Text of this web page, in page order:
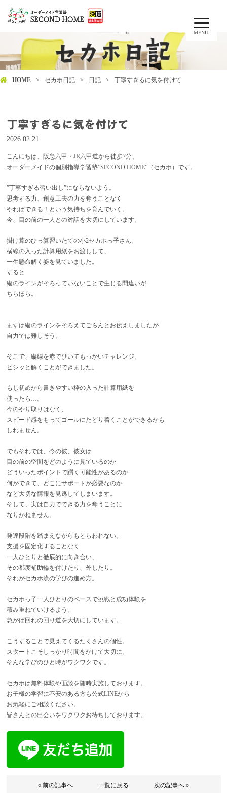
MENU
HOME セカホ日記 日記 丁寧すぎるに気を付けて
丁寧すぎるに気を付けて
2026.02.21
こんにちは、阪急六甲・JR六甲道から徒歩7分、
オーダーメイドの個別指導学習塾”SECOND HOME”（セカホ）です。
”丁寧すぎる習い出し”にならないよう。
思考する力、創意工夫の力を奪うことなく
やればできる！という気持ちを育んでいく。
今、目の前の一人との対話を大切にしています。
掛け算のひっ算習いたての小2セカホっ子さん。
横線の入った計算用紙をお渡しして、
一生懸命解く姿を見ていました。
すると
縦のラインがそろっていないことで生じる間違いが
ちらほら。
まずは縦のラインをそろえてごらんとお伝えしましたが
自力では難しそう。
そこで、縦線を赤でひいてもっかいチャレンジ。
ビシッと解くことができました。
もし初めから書きやすい枠の入った計算用紙を
使ったら…。
今のやり取りはなく、
スピード感をもってゴールにたどり着くことができるかも
しれません。
でもそれでは、今の彼、彼女は
目の前の空間をどのように見ているのか
どういったポイントで躓く可能性があるのか
何ができて、どこにサポートが必要なのか
など大切な情報を見逃してしまいます。
そして、実は自力でできる力を奪うことに
なりかねません。
発達段階を踏まえながらもとらわれない。
支援を固定化することなく
一人ひとりと徹底的に向き合い、
その都度補助輪を付けたり、外したり。
それがセカホ流の学びの進め方。
セカホっ子一人ひとりのペースで挑戦と成功体験を
積み重ねていけるよう。
急がば回れの回り道を大切にしています。
こうすることで見えてくるたくさんの個性。
スタートこそしっかり時間をかけて大切に。
そんな学びのひと時がワクワクです。
セカホは無料体験や面談を随時実施しております。
お子様の学習に不安のある方も公式LINEから
お気軽にご相談 ください。
皆さんとの出会いをワクワクお待ちしております。
« 前の記事へ 一覧に戻る 次の記事へ »